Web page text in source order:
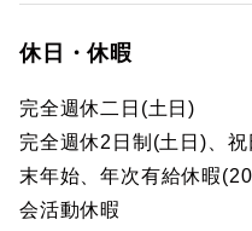
休日・休暇
完全週休二日(土日)
完全週休2日制(土日)、
末年始、年次有給休暇
会活動休暇